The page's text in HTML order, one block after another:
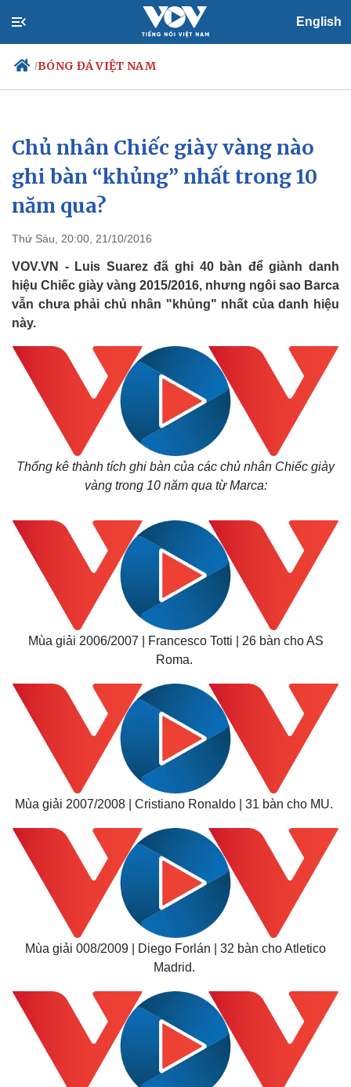
English
/BÓNG ĐÁ VIỆT NAM
Chính trị
Đảng
Tổ chức nhân sự
Quốc hội
Nhận diện sự thật
Xã hội
Tin 24h
Dự báo thời tiết
Chủ nhân Chiếc giày vàng nào
ghi bàn “khủng” nhất trong 10
năm qua?
Thứ Sáu, 20:00, 21/10/2016
VOV.VN - Luis Suarez đã ghi 40 bàn để giành danh
hiệu Chiếc giày vàng 2015/2016, nhưng ngôi sao Barca
vẫn chưa phải chủ nhân "khủng" nhất của danh hiệu
này.
Thống kê thành tích ghi bàn của các chủ nhân Chiếc giày
vàng trong 10 năm qua từ Marca:
Mùa giải 2006/2007 | Francesco Totti | 26 bàn cho AS
Roma.
Mùa giải 2007/2008 | Cristiano Ronaldo | 31 bàn cho MU.
Mùa giải 008/2009 | Diego Forlán | 32 bàn cho Atletico
Madrid.